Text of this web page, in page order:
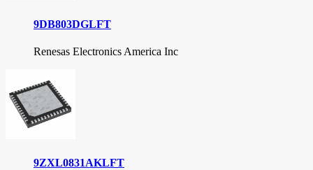
9DB803DGLFT
Renesas Electronics America Inc
9ZXL0831AKLFT